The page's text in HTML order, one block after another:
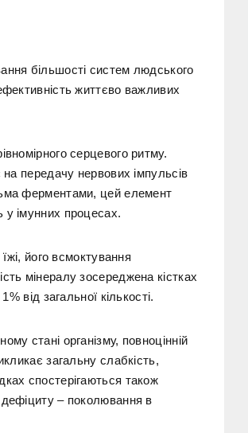
більшості систем людського
життєво важливих
серцевого ритму.
на передачу нервових імпульсів
ферментами, цей елемент
у імунних процесах.
його всмоктування
мінералу зосереджена кістках
від загальної кількості.
стані організму, повноцінній
загальну слабкість,
спостерігаються також
– поколювання в